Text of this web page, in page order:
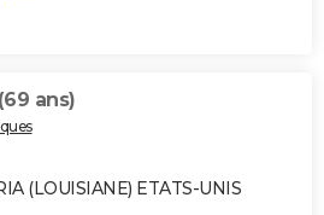
(69 ans)
(LOUISIANE) ETATS-UNIS